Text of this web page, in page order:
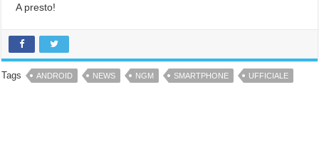
A presto!
Tags ANDROID NEWS NGM SMARTPHONE UFFICIALE